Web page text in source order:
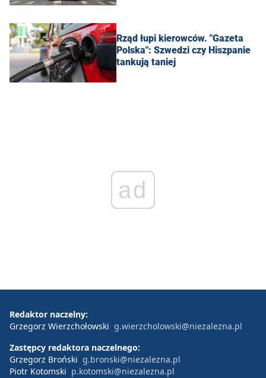
Rząd łupi kierowców. "Gazeta
Polska": Szwedzi czy Hiszpanie
tankują taniej
ad
Redaktor naczelny:
Grzegorz Wierzchołowski g.wierzcholowski@niezalezna.pl
Zastępcy redaktora naczelnego:
Grzegorz Broński g.bronski@niezalezna.pl
Piotr Kotomski p.kotomski@niezalezna.pl